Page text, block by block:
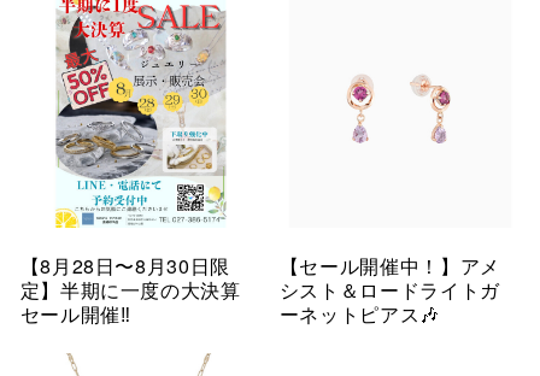
【8月28日〜8月30日限
定】半期に一度の大決算
セール開催‼︎
【セール開催中！】アメ
シスト＆ロードライトガ
ーネットピアス🎶